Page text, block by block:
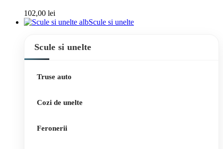
102,00 lei
Scule si unelte
Scule si unelte
Truse auto
Cozi de unelte
Feronerii